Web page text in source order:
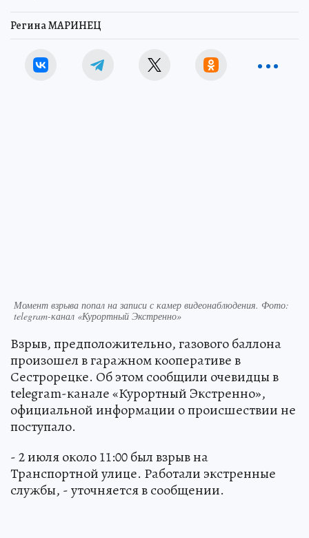
Регина МАРИНЕЦ
Момент взрыва попал на записи с камер видеонаблюдения. Фото:
telegram-канал «Курортный Экстренно»
Взрыв, предположительно, газового баллона
произошел в гаражном кооперативе в
Сестрорецке. Об этом сообщили очевидцы в
telegram-канале «Курортный Экстренно»,
официальной информации о происшествии не
поступало.
- 2 июля около 11:00 был взрыв на
Транспортной улице. Работали экстренные
службы, - уточняется в сообщении.